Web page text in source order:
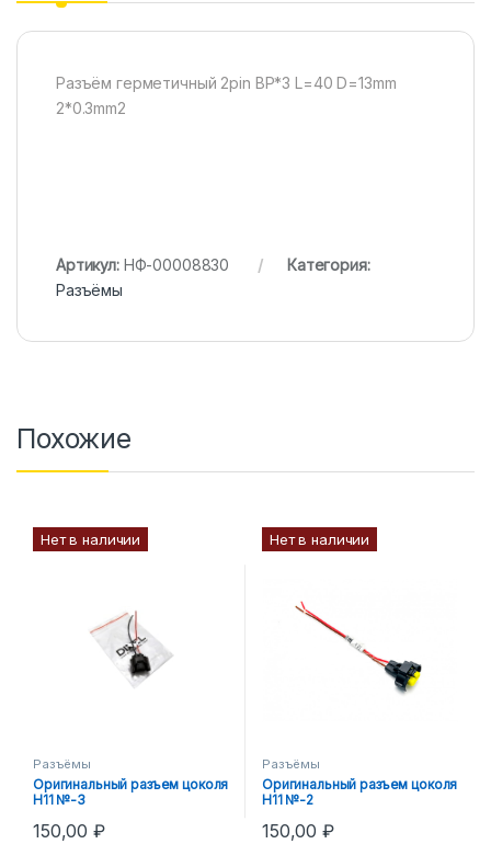
Разъём герметичный 2pin BP*3 L=40 D=13mm
2*0.3mm2
Артикул: НФ-00008830
Категория:
Разъёмы
Похожие
Нет в наличии
Разъёмы
Оригинальный разъем цоколя
H11 №-3
150,00₽
Нет в наличии
Разъёмы
Оригинальный разъем цоколя
H11 №-2
150,00₽